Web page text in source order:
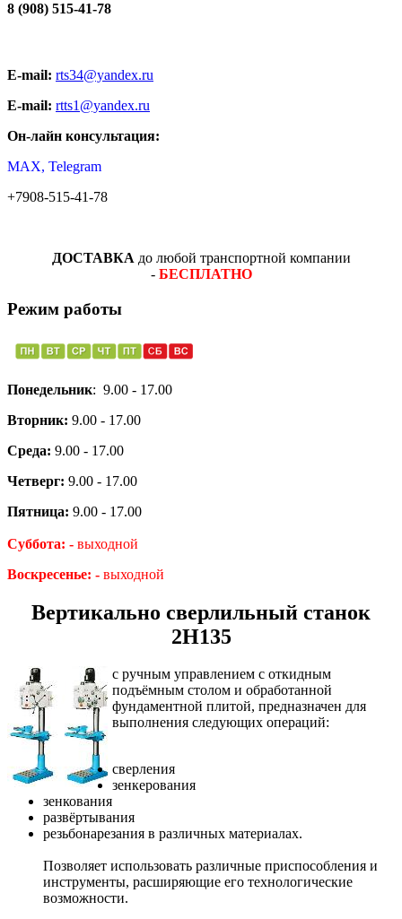
8 (908) 515-41-78
E-mail: rts34@yandex.ru
E-mail: rtts1@yandex.ru
Он-лайн консультация:
MAX, Telegram
+7908-515-41-78
ДОСТАВКА до любой транспортной компании
- БЕСПЛАТНО
Режим работы
Понедельник: 9.00 - 17.00
Вторник: 9.00 - 17.00
Среда: 9.00 - 17.00
Четверг: 9.00 - 17.00
Пятница: 9.00 - 17.00
Суббота: - выходной
Воскресенье: - выходной
Вертикально сверлильный станок
2Н135
с ручным управлением с откидным
подъёмным столом и обработанной
фундаментной плитой, предназначен для
выполнения следующих операций:
сверления
зенкерования
зенкования
развёртывания
резьбонарезания в различных материалах.
Позволяет использовать различные приспособления и
инструменты, расширяющие его технологические
возможности.